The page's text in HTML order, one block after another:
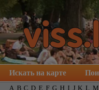
Искать на карте
A B C D E F G H I J K L M